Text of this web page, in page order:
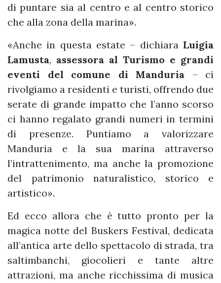
di puntare sia al centro e al centro storico
che alla zona della marina».
«Anche in questa estate – dichiara Luigia
Lamusta, assessora al Turismo e grandi
eventi del comune di Manduria – ci
rivolgiamo a residenti e turisti, offrendo due
serate di grande impatto che l’anno scorso
ci hanno regalato grandi numeri in termini
di presenze. Puntiamo a valorizzare
Manduria e la sua marina attraverso
l’intrattenimento, ma anche la promozione
del patrimonio naturalistico, storico e
artistico».
Ed ecco allora che è tutto pronto per la
magica notte del Buskers Festival, dedicata
all’antica arte dello spettacolo di strada, tra
saltimbanchi, giocolieri e tante altre
attrazioni, ma anche ricchissima di musica